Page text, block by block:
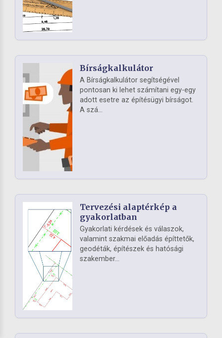
Bírságkalkulátor
A Bírságkalkulátor segítségével
pontosan ki lehet számítani egy-egy
adott esetre az építésügyi bírságot.
A szá...
Tervezési alaptérkép a
gyakorlatban
Gyakorlati kérdések és válaszok,
valamint szakmai előadás építtetők,
geodéták, építészek és hatósági
szakember...